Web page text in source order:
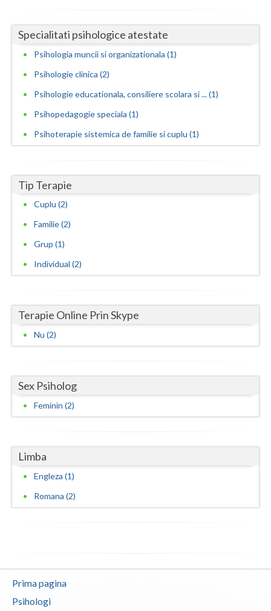
Vrancea
Specialitati psihologice atestate
Psihologia muncii si organizationala (1)
Psihologie clinica (2)
Psihologie educationala, consiliere scolara si ... (1)
Psihopedagogie speciala (1)
Psihoterapie sistemica de familie si cuplu (1)
Tip Terapie
Cuplu (2)
Familie (2)
Grup (1)
Individual (2)
Terapie Online Prin Skype
Nu (2)
Sex Psiholog
Feminin (2)
Limba
Engleza (1)
Romana (2)
Prima pagina
Psihologi